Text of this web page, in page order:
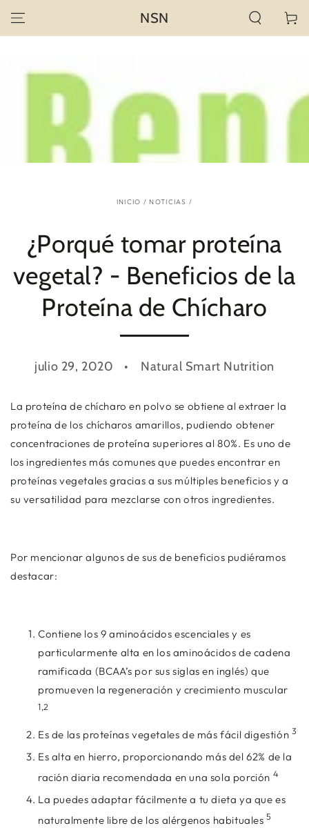
CONTENIDO
NSN Carrito
INICIO / NOTICIAS /
¿Porqué tomar proteína
vegetal? - Beneficios de la
Proteína de Chícharo
julio 29, 2020 Natural Smart Nutrition
La proteína de chícharo en polvo se obtiene al extraer la
proteína de los chícharos amarillos, pudiendo obtener
concentraciones de proteína superiores al 80%. Es uno de
los ingredientes más comunes que puedes encontrar en
proteínas vegetales gracias a sus múltiples beneficios y a
su versatilidad para mezclarse con otros ingredientes.
Por mencionar algunos de sus de beneficios pudiéramos
destacar:
Contiene los 9 aminoácidos escenciales y es
particularmente alta en los aminoácidos de cadena
ramificada (BCAA’s por sus siglas en inglés) que
promueven la regeneración y crecimiento muscular
1,2
Es de las proteínas vegetales de más fácil digestión 3
Es alta en hierro, proporcionando más del 62% de la
ración diaria recomendada en una sola porción 4
La puedes adaptar fácilmente a tu dieta ya que es
naturalmente libre de los alérgenos habituales5